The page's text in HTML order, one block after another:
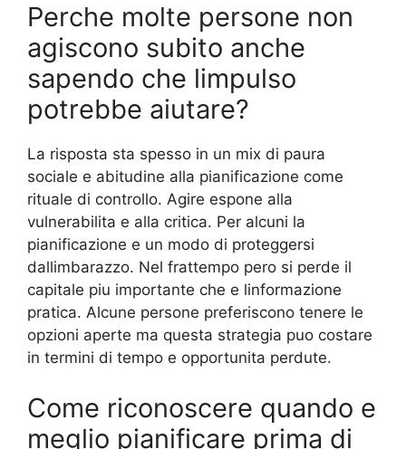
Perche molte persone non
agiscono subito anche
sapendo che limpulso
potrebbe aiutare?
La risposta sta spesso in un mix di paura
sociale e abitudine alla pianificazione come
rituale di controllo. Agire espone alla
vulnerabilita e alla critica. Per alcuni la
pianificazione e un modo di proteggersi
dallimbarazzo. Nel frattempo pero si perde il
capitale piu importante che e linformazione
pratica. Alcune persone preferiscono tenere le
opzioni aperte ma questa strategia puo costare
in termini di tempo e opportunita perdute.
Come riconoscere quando e
meglio pianificare prima di